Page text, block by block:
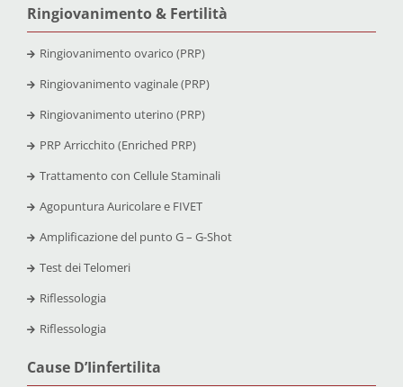
Ringiovanimento & Fertilità
Ringiovanimento ovarico (PRP)
Ringiovanimento vaginale (PRP)
Ringiovanimento uterino (PRP)
PRP Arricchito (Enriched PRP)
Trattamento con Cellule Staminali
Agopuntura Auricolare e FIVET
Amplificazione del punto G – G-Shot
Test dei Telomeri
Riflessologia
Riflessologia
Cause D’Iinfertilita